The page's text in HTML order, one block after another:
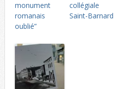
monument
romanais
oublié”
collégiale
Saint-Barnard